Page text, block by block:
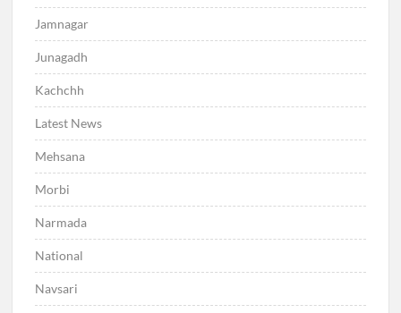
Jamnagar
Junagadh
Kachchh
Latest News
Mehsana
Morbi
Narmada
National
Navsari